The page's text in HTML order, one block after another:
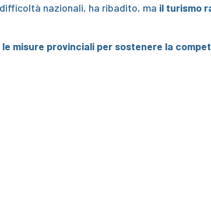
nazionali, ha ribadito, ma il turismo
misure provinciali per sostenere la